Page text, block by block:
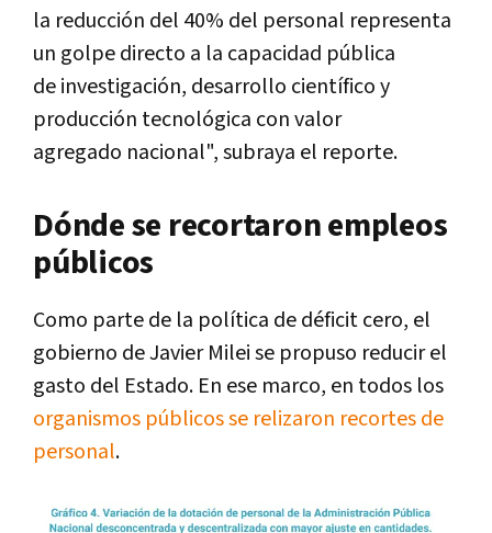
la reducción del 40% del personal representa
un golpe directo a la capacidad pública
de investigación, desarrollo científico y
producción tecnológica con valor
agregado nacional", subraya el reporte.
Dónde se recortaron empleos
públicos
Como parte de la política de déficit cero, el
gobierno de Javier Milei se propuso reducir el
gasto del Estado. En ese marco, en todos los
organismos públicos se relizaron recortes de
personal.